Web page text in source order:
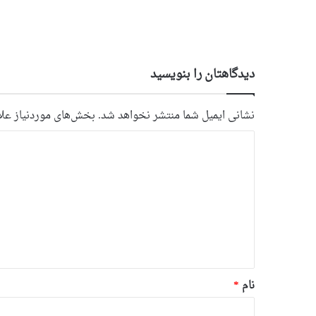
دیدگاهتان را بنویسید
نشانی ایمیل شما منتشر نخواهد شد. بخش‌های موردنیاز
*
نام *